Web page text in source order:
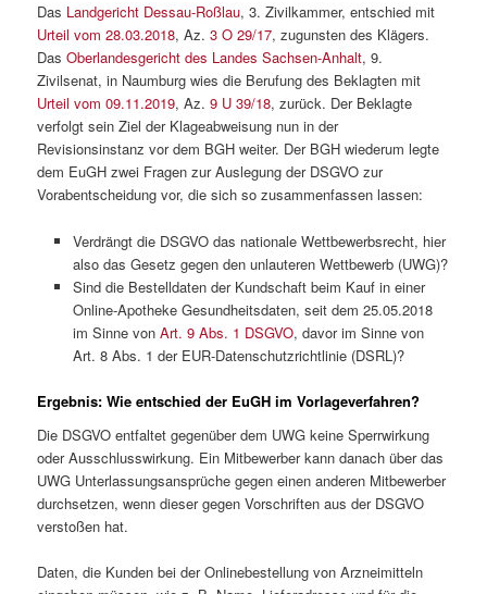
Das Landgericht Dessau-Roßlau, 3. Zivilkammer, entschied mit
Urteil vom 28.03.2018, Az.3 O 29/17, zugunsten des Klägers.
DasOberlandesgericht des Landes Sachsen-Anhalt, 9.
Zivilsenat, in Naumburg wies die Berufung des Beklagten mit
Urteil vom 09.11.2019, Az.9 U 39/18, zurück. Der Beklagte
verfolgt sein Ziel der Klageabweisung nun in der
Revisionsinstanz vor dem BGH weiter. Der BGH wiederum legte
dem EuGH zwei Fragen zur Auslegung der DSGVO zur
Vorabentscheidung vor, die sich so zusammenfassen lassen:
Verdrängt die DSGVO das nationale Wettbewerbsrecht, hier
also das Gesetz gegen den unlauteren Wettbewerb (UWG)?
Sind die Bestelldaten der Kundschaft beim Kauf in einer
Online-Apotheke Gesundheitsdaten, seit dem 25.05.2018
im Sinne von Art. 9 Abs. 1 DSGVO, davor im Sinne von
Art. 8 Abs. 1 der EUR-Datenschutzrichtlinie (DSRL)?
Ergebnis: Wie entschied der EuGH im Vorlageverfahren?
Die DSGVO entfaltet gegenüber dem UWG keine Sperrwirkung
oder Ausschlusswirkung. Ein Mitbewerber kann danach über das
UWG Unterlassungsansprüche gegen einen anderen Mitbewerber
durchsetzen, wenn dieser gegen Vorschriften aus der DSGVO
verstoßen hat.
Daten, die Kunden bei der Onlinebestellung von Arzneimitteln